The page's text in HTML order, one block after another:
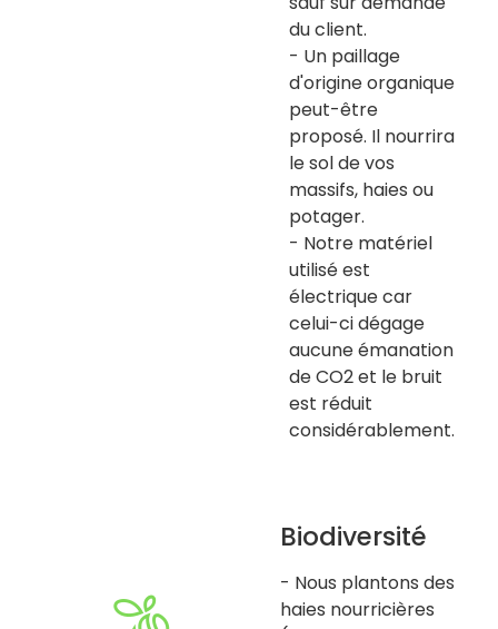
du client.
- Un paillage
d'origine organique
peut-être
proposé. Il nourrira
le sol de vos
massifs, haies ou
potager.
- Notre matériel
utilisé est
électrique car
celui-ci dégage
aucune émanation
de CO2 et le bruit
est réduit
considérablement.
Biodiversité
- Nous plantons des
haies nourricières